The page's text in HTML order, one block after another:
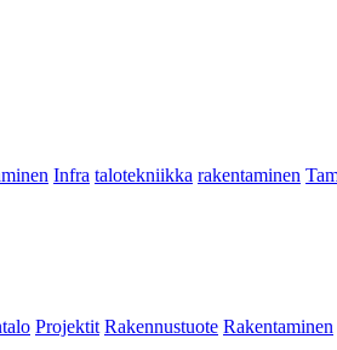
Infra talotekniikka rakentaminen
Projektit Rakennustuote Rakentaminen